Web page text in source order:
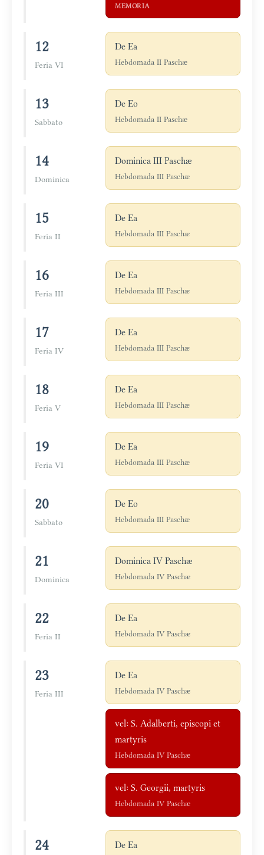
MEMORIA
12
Feria VI
De Ea
Hebdomada II Paschæ
13
Sabbato
De Eo
Hebdomada II Paschæ
14
Dominica
Dominica III Paschæ
Hebdomada III Paschæ
15
Feria II
De Ea
Hebdomada III Paschæ
16
Feria III
De Ea
Hebdomada III Paschæ
17
Feria IV
De Ea
Hebdomada III Paschæ
18
Feria V
De Ea
Hebdomada III Paschæ
19
Feria VI
De Ea
Hebdomada III Paschæ
20
Sabbato
De Eo
Hebdomada III Paschæ
21
Dominica
Dominica IV Paschæ
Hebdomada IV Paschæ
22
Feria II
De Ea
Hebdomada IV Paschæ
23
Feria III
De Ea
Hebdomada IV Paschæ
vel: S. Adalberti, episcopi et
martyris
Hebdomada IV Paschæ
vel: S. Georgii, martyris
Hebdomada IV Paschæ
24 De Ea